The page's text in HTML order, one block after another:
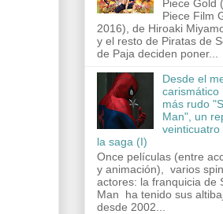
Piece Gold
Piece Film
2016), de Hiroaki
y el resto de Piratas de
de Paja deciden poner...
Desde el
carismático
más rudo
Man", un
veinticuatro
la saga (I)
Once películas (entre
y animación), varios
actores: la franquicia de
Man ha tenido sus
desde 2002...